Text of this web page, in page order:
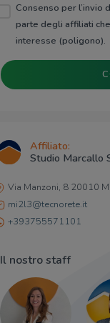
Consenso per l’invio
parte degli affiliati
interesse (poligono).
Affiliato:
Studio Marcallo
Via Manzoni, 8 20010
mi2l3@tecnorete.it
+393755571101
Il nostro staff